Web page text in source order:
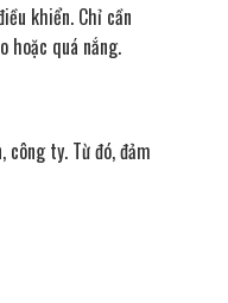
khiển. Chỉ cần
hoặc quá nắng.
ty. Từ đó, đảm